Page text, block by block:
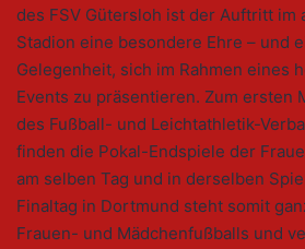
des FSV Gütersloh ist der Auftritt im
Stadion eine besondere Ehre – und
Gelegenheit, sich im Rahmen eines
Events zu präsentieren. Zum ersten
des Fußball- und Leichtathletik-
finden die Pokal-Endspiele der
am selben Tag und in derselben
Finaltag in Dortmund steht somit
Frauen- und Mädchenfußballs und